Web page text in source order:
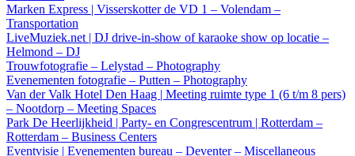
Marken Express | Visserskotter de VD 1 – Volendam –
Transportation
LiveMuziek.net | DJ drive-in-show of karaoke show op locatie –
Helmond – DJ
Trouwfotografie – Lelystad – Photography
Evenementen fotografie – Putten – Photography
Van der Valk Hotel Den Haag | Meeting ruimte type 1 (6 t/m 8 pers)
– Nootdorp – Meeting Spaces
Park De Heerlijkheid | Party- en Congrescentrum | Rotterdam –
Rotterdam – Business Centers
Eventvisie | Evenementen bureau – Deventer – Miscellaneous